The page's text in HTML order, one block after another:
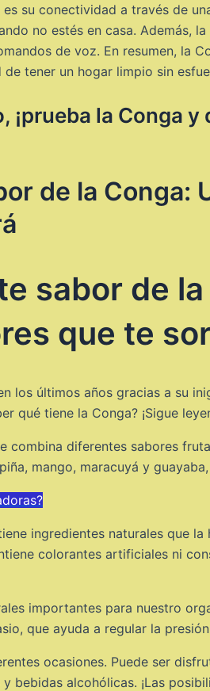
su conectividad a través de
no estés en casa. Además,
de voz. En resumen, la
tener un hogar limpio sin
¡prueba la Conga
de la Conga:
sabor de
que te
los últimos años gracias a su
qué tiene la Conga? ¡Sigue
combina diferentes sabores
mango, maracuyá y
ingredientes naturales que
colorantes artificiales ni
importantes para nuestro
que ayuda a regular la
ocasiones. Puede ser
bebidas alcohólicas. ¡Las